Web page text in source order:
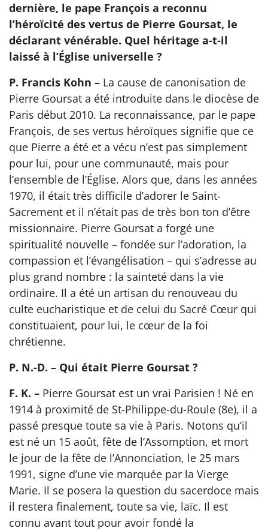
dernière, le pape François a reconnu
l’héroïcité des vertus de Pierre Goursat, le
déclarant vénérable. Quel héritage a-t-il
laissé à l’Église universelle ?
P. Francis Kohn – La cause de canonisation de
Pierre Goursat a été introduite dans le diocèse de
Paris début 2010. La reconnaissance, par le pape
François, de ses vertus héroïques signifie que ce
que Pierre a été et a vécu n’est pas simplement
pour lui, pour une communauté, mais pour
l’ensemble de l’Église. Alors que, dans les années
1970, il était très difficile d’adorer le Saint-
Sacrement et il n’était pas de très bon ton d’être
missionnaire. Pierre Goursat a forgé une
spiritualité nouvelle – fondée sur l’adoration, la
compassion et l’évangélisation – qui s’adresse au
plus grand nombre : la sainteté dans la vie
ordinaire. Il a été un artisan du renouveau du
culte eucharistique et de celui du Sacré Cœur qui
constituaient, pour lui, le cœur de la foi
chrétienne.
P. N.-D. – Qui était Pierre Goursat ?
F. K. – Pierre Goursat est un vrai Parisien ! Né en
1914 à proximité de St-Philippe-du-Roule (8e), il a
passé presque toute sa vie à Paris. Notons qu’il
est né un 15 août, fête de l’Assomption, et mort
le jour de la fête de l’Annonciation, le 25 mars
1991, signe d’une vie marquée par la Vierge
Marie. Il se posera la question du sacerdoce mais
il restera finalement, toute sa vie, laïc. Il est
connu avant tout pour avoir fondé la